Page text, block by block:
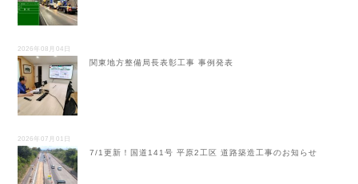
2026年08月04日
関東地方整備局長表彰工事 事例発表
2026年07月01日
7/1更新！国道141号 平原2工区 道路築造工事のお知らせ